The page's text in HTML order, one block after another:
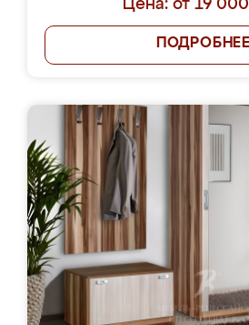
Цена: от 19
ПОДРОБНЕЕ